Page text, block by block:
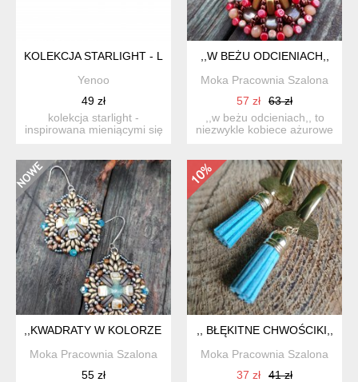
KOLEKCJA STARLIGHT - LISTEK MINI - STAL
Yenoo
49 zł
kolekcja starlight -
inspirowana mieniącymi się
,,W BEŻU ODCIENIACH,,
Moka Pracownia Szalona
57 zł
63 zł
,,w beżu odcieniach,, to
niezwykle kobiece ażurowe
,,KWADRATY W KOLORZE STAREGO ZŁOTA,,
Moka Pracownia Szalona
55 zł
,, BŁĘKITNE CHWOŚCIKI,,
Moka Pracownia Szalona
37 zł
41 zł